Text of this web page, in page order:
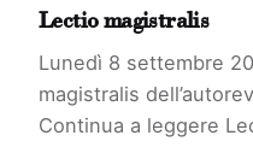
Lectio magistralis
Lunedì 8 settembre
magistralis
Continua a leggere